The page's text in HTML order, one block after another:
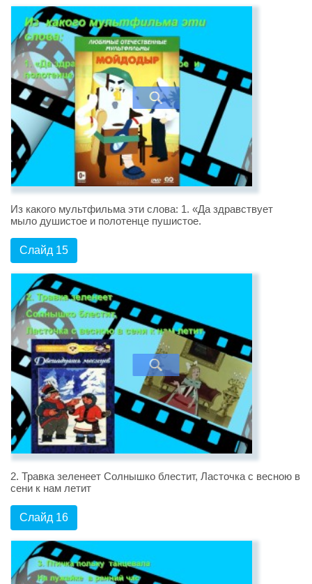
Из какого мультфильма эти слова: 1. «Да здравствует
мыло душистое и полотенце пушистое.
Слайд 15
2. Травка зеленеет Солнышко блестит, Ласточка с весною в
сени к нам летит
Слайд 16